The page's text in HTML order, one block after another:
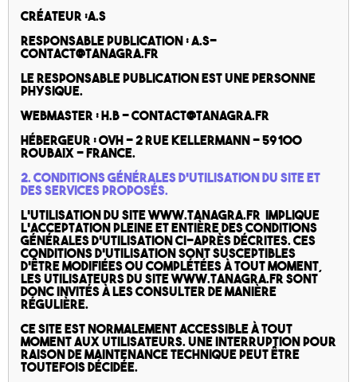
Créateur :A.S
Responsable publication : A.S–
contact@tanagra.fr
Le responsable publication est une personne
physique.
Webmaster : H.B – contact@tanagra.fr
Hébergeur : OVH – 2 rue Kellermann – 59100
Roubaix – France.
2. Conditions générales d’utilisation du site et
des services proposés.
L’utilisation du site www.tanagra.fr implique
l’acceptation pleine et entière des conditions
générales d’utilisation ci-après décrites. Ces
conditions d’utilisation sont susceptibles
d’être modifiées ou complétées à tout moment,
les utilisateurs du site www.tanagra.fr sont
donc invités à les consulter de manière
régulière.
Ce site est normalement accessible à tout
moment aux utilisateurs. Une interruption pour
raison de maintenance technique peut être
toutefois décidée.